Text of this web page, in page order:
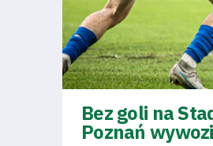
Bez goli na
Poznań